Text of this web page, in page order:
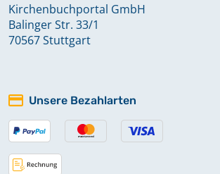
Kirchenbuchportal GmbH
Balinger Str. 33/1
70567 Stuttgart
Unsere Bezahlarten